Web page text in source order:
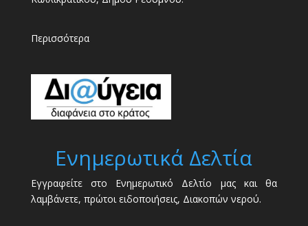
Περισσότερα
Ενημερωτικά Δελτία
Εγγραφείτε στο Ενημερωτικό Δελτίο μας και θα
λαμβάνετε, πρώτοι ειδοποιήσεις, Διακοπών νερού.